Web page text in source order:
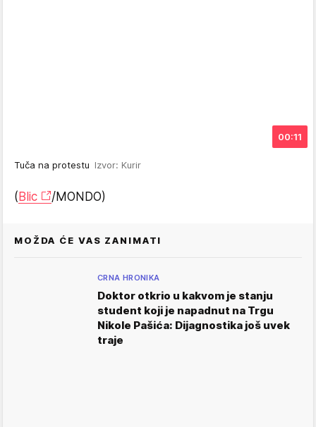
00:11
Tuča na protestu Izvor: Kurir
( Blic /MONDO)
MOŽDA ĆE VAS ZANIMATI
CRNA HRONIKA
Doktor otkrio u kakvom je stanju
student koji je napadnut na Trgu
Nikole Pašića: Dijagnostika još uvek
traje